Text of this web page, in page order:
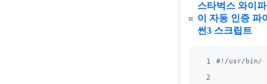
스타벅스 와이파
이 자동 인증 파
썬3 스크립트
1 #!/usr/bin/
2